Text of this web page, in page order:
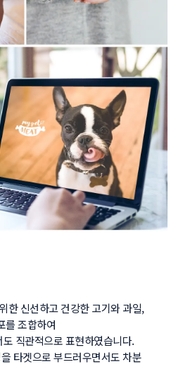
한 신선하고 건강한 고기와 과일,
를 조합하여
직관적으로 표현하였습니다.
타겟으로 부드러우면서도 차분